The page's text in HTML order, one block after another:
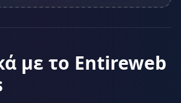
με το Entireweb